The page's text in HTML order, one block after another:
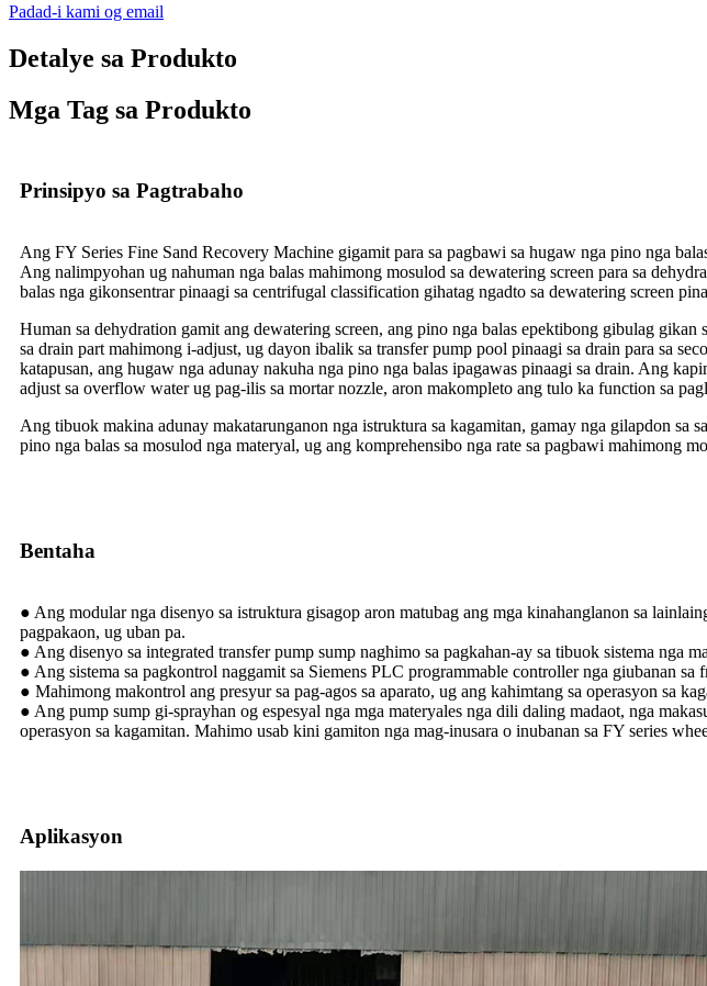
Padad-i kami og email
Detalye sa Produkto
Mga Tag sa Produkto
Prinsipyo sa Pagtrabaho
Ang FY Series Fine Sand Recovery Machine gigamit para sa pagbawi sa hugaw nga pino nga
Ang nalimpyohan ug nahuman nga balas mahimong mosulod sa dewatering screen para sa
balas nga gikonsentrar pinaagi sa centrifugal classification gihatag ngadto sa dewatering screen
Human sa dehydration gamit ang dewatering screen, ang pino nga balas epektibong gibulag
sa drain part mahimong i-adjust, ug dayon ibalik sa transfer pump pool pinaagi sa drain para sa
katapusan, ang hugaw nga adunay nakuha nga pino nga balas ipagawas pinaagi sa drain. Ang
adjust sa overflow water ug pag-ilis sa mortar nozzle, aron makompleto ang tulo ka function sa
Ang tibuok makina adunay makatarunganon nga istruktura sa kagamitan, gamay nga gilapdon sa
pino nga balas sa mosulod nga materyal, ug ang komprehensibo nga rate sa pagbawi mahimong
Bentaha
● Ang modular nga disenyo sa istruktura gisagop aron matubag ang mga kinahanglanon sa
pagpakaon, ug uban pa.
● Ang disenyo sa integrated transfer pump sump naghimo sa pagkahan-ay sa tibuok sistema nga
● Ang sistema sa pagkontrol naggamit sa Siemens PLC programmable controller nga giubanan
● Mahimong makontrol ang presyur sa pag-agos sa aparato, ug ang kahimtang sa operasyon sa
● Ang pump sump gi-sprayhan og espesyal nga mga materyales nga dili daling madaot, nga
operasyon sa kagamitan. Mahimo usab kini gamiton nga mag-inusara o inubanan sa FY series
Aplikasyon